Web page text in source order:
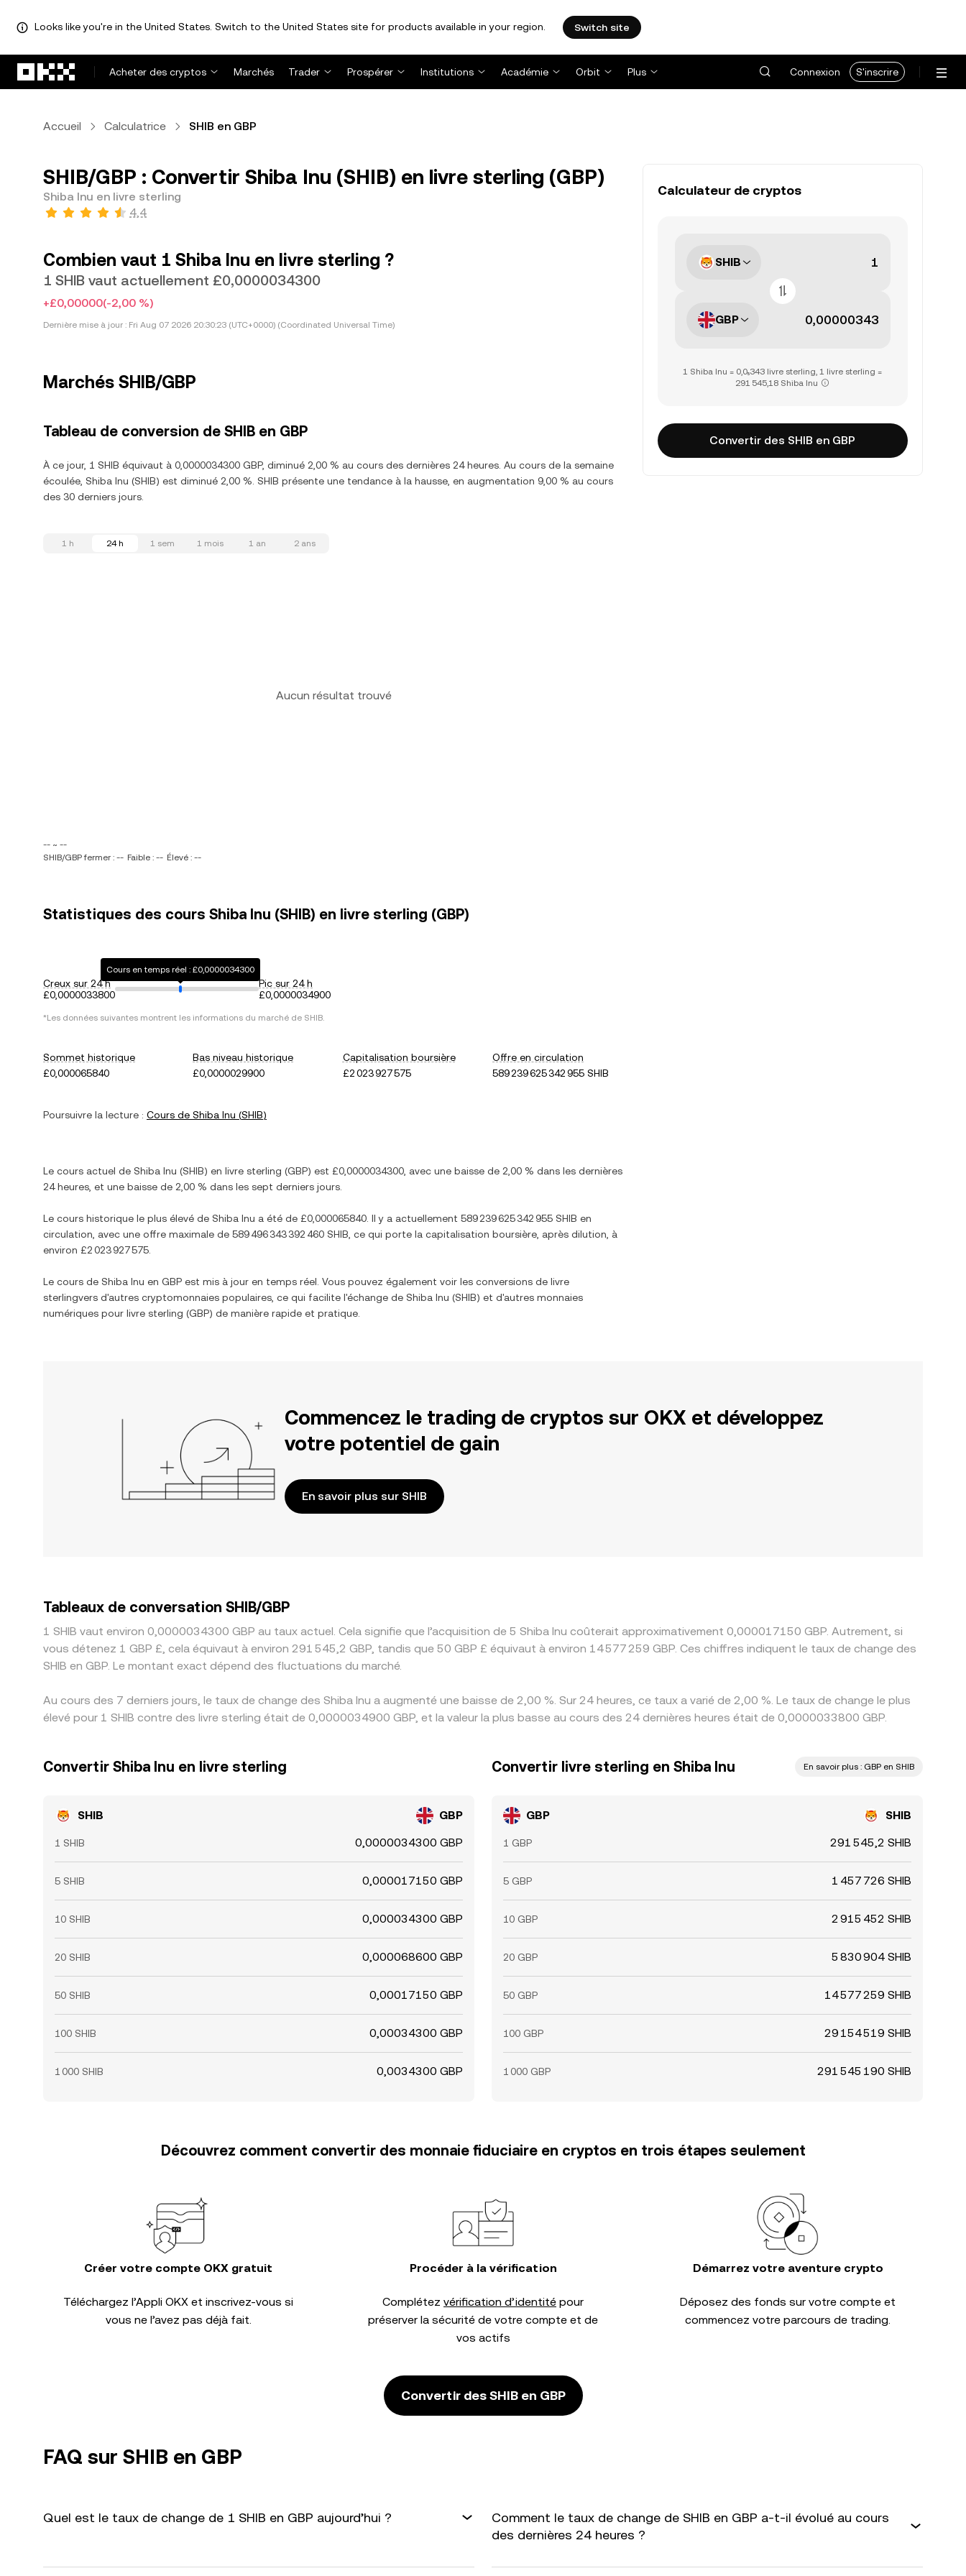
Looks like you're in the United States. Switch to the United States site for products available in your region. Switch site
Acheter des cryptos
Marchés Trader Prospérer Institutions Académie Orbit Plus Connexion S'inscrire
Accueil Calculatrice SHIB en GBP
SHIB/GBP : Convertir Shiba Inu (SHIB) en livre sterling (GBP)
Shiba Inu en livre sterling
4,4
Combien vaut 1 Shiba Inu en livre sterling ?
1 SHIB vaut actuellement £0,0000034300
+£0,00000(-2,00 %)
Dernière mise à jour : Fri Aug 07 2026 20:30:23 (UTC+0000) (Coordinated Universal Time)
Marchés SHIB/GBP
Tableau de conversion de SHIB en GBP
À ce jour, 1 SHIB équivaut à 0,0000034300 GBP, diminué 2,00 % au cours des dernières 24 heures. Au cours de la semaine
écoulée, Shiba Inu (SHIB) est diminué 2,00 %. SHIB présente une tendance à la hausse, en augmentation 9,00 % au cours
des 30 derniers jours.
1 h 24 h 1 sem 1 mois 1 an 2 ans
Aucun résultat trouvé
-- ~ --
SHIB/GBP fermer : -- Faible : -- Élevé : --
Statistiques des cours Shiba Inu (SHIB) en livre sterling (GBP)
Creux sur 24 h
£0,0000033800
Cours en temps réel : £0,0000034300
Pic sur 24 h
£0,0000034900
*Les données suivantes montrent les informations du marché de SHIB.
Sommet historique
£0,000065840
Bas niveau historique
£0,0000029900
Capitalisation boursière
£2 023 927 575
Offre en circulation
589 239 625 342 955 SHIB
Poursuivre la lecture : Cours de Shiba Inu (SHIB)
Le cours actuel de Shiba Inu (SHIB) en livre sterling (GBP) est £0,0000034300 , avec une baisse de 2,00 % dans les dernières
24 heures, et une baisse de 2,00 % dans les sept derniers jours.
Le cours historique le plus élevé de Shiba Inu a été de £0,000065840 . Il y a actuellement 589 239 625 342 955 SHIB en
circulation, avec une offre maximale de 589 496 343 392 460 SHIB , ce qui porte la capitalisation boursière, après dilution, à
environ £2 023 927 575
Le cours de Shiba Inu en GBP est mis à jour en temps réel. Vous pouvez également voir les conversions de livre
sterlingvers d'autres cryptomonnaies populaires, ce qui facilite l'échange de Shiba Inu (SHIB) et d'autres monnaies
numériques pour livre sterling (GBP) de manière rapide et pratique.
Calculateur de cryptos
SHIB
GBP
1 Shiba Inu = 0,0₅343 livre sterling, 1 livre sterling =
291 545,18 Shiba Inu
Convertir des SHIB en GBP
Commencez le trading de cryptos sur OKX et développez
votre potentiel de gain
En savoir plus sur SHIB
Tableaux de conversation SHIB/GBP
1 SHIB vaut environ 0,0000034300 GBP au taux actuel. Cela signifie que l’acquisition de 5 Shiba Inu coûterait approximativement 0,000017150 GBP. Autrement, si
vous détenez 1 GBP £, cela équivaut à environ 291 545,2 GBP, tandis que 50 GBP £ équivaut à environ 14 577 259 GBP. Ces chiffres indiquent le taux de change des
SHIB en GBP. Le montant exact dépend des fluctuations du marché.
Au cours des 7 derniers jours, le taux de change des Shiba Inu a augmenté une baisse de 2,00 %. Sur 24 heures, ce taux a varié de 2,00 %. Le taux de change le plus
élevé pour 1 SHIB contre des livre sterling était de 0,0000034900 GBP, et la valeur la plus basse au cours des 24 dernières heures était de 0,0000033800 GBP.
Convertir Shiba Inu en livre sterling
SHIB GBP
1 SHIB 0,0000034300 GBP
5 SHIB 0,000017150 GBP
10 SHIB 0,000034300 GBP
20 SHIB 0,000068600 GBP
50 SHIB 0,00017150 GBP
100 SHIB 0,00034300 GBP
1 000 SHIB 0,0034300 GBP
Convertir livre sterling en Shiba Inu En savoir plus : GBP en SHIB
GBP SHIB
1 GBP 291 545,2 SHIB
5 GBP 1 457 726 SHIB
10 GBP 2 915 452 SHIB
20 GBP 5 830 904 SHIB
50 GBP 14 577 259 SHIB
100 GBP 29 154 519 SHIB
1 000 GBP 291 545 190 SHIB
Découvrez comment convertir des monnaie fiduciaire en cryptos en trois étapes seulement
Créer votre compte OKX gratuit
Téléchargez l’Appli OKX et inscrivez-vous si
vous ne l’avez pas déjà fait.
Procéder à la vérification
Complétez vérification d’identité pour
préserver la sécurité de votre compte et de
vos actifs
Démarrez votre aventure crypto
Déposez des fonds sur votre compte et
commencez votre parcours de trading.
Convertir des SHIB en GBP
FAQ sur SHIB en GBP
Quel est le taux de change de 1 SHIB en GBP aujourd’hui ?
Comment le taux de change de SHIB en GBP a-t-il évolué au cours
des dernières 24 heures ?